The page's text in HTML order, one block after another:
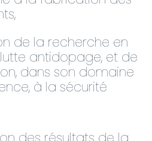
de la recherche en
antidopage, et de
dans son domaine
à la sécurité